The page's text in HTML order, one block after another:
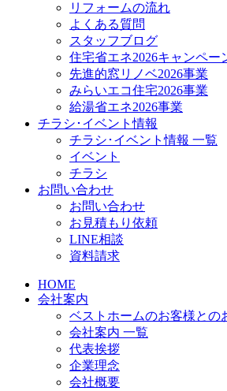
リフォームの流れ
よくある質問
スタッフブログ
住宅省エネ2026キャンペー
先進的窓リノベ2026事業
みらいエコ住宅2026事業
給湯省エネ2026事業
チラシ･イベント情報
チラシ･イベント情報 一覧
イベント
チラシ
お問い合わせ
お問い合わせ
お見積もり依頼
LINE相談
資料請求
HOME
会社案内
ベストホームのお客様との
会社案内 一覧
代表挨拶
企業理念
会社概要